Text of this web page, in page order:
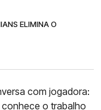
ELIMINA O
com jogadora:
o trabalho